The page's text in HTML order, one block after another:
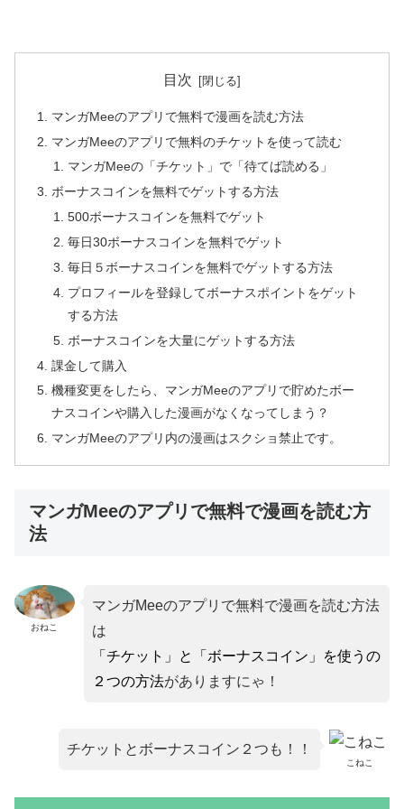
目次
マンガMeeのアプリで無料で漫画を読む方法
マンガMeeのアプリで無料のチケットを使って読む
マンガMeeの「チケット」で「待てば読める」
ボーナスコインを無料でゲットする方法
500ボーナスコインを無料でゲット
毎日30ボーナスコインを無料でゲット
毎日５ボーナスコインを無料でゲットする方法
プロフィールを登録してボーナスポイントをゲット
する方法
ボーナスコインを大量にゲットする方法
課金して購入
機種変更をしたら、マンガMeeのアプリで貯めたボー
ナスコインや購入した漫画がなくなってしまう？
マンガMeeのアプリ内の漫画はスクショ禁止です。
マンガMeeのアプリで無料で漫画を読む方
法
おねこ
マンガMeeのアプリで無料で漫画を読む方法
は
「チケット」と「ボーナスコイン」を使うの
２つの方法がありますにゃ！
こねこ
チケットとボーナスコイン２つも！！